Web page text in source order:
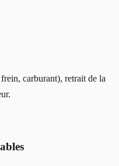
carburant), retrait de la